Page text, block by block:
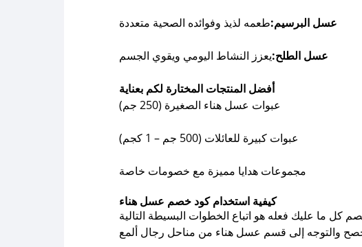
عسل البرسيم:طعمه لذيذ وفوائده الصحية متعددة
عسل الطلح:يعزز النشاط اليومي ويقوي الجسم
أفضل المنتجات المختارة لكم بعناية
عبوات عسل هناء الصغيرة (250 جم)
عبوات كبيرة للعائلات (500 جم – 1 كجم)
مجموعات هدايا مميزة مع خصومات خاصة
كيفية استخدام كود خصم عسل هناء
والتوجه إلى قسم عسل هناء من مناحل رجال ألمع